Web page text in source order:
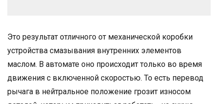
Это результат отличного от механической коробки
устройства смазывания внутренних элементов
маслом. В автомате оно происходит только во время
движения с включенной скоростью. То есть перевод
рычага в нейтральное положение грозит износом